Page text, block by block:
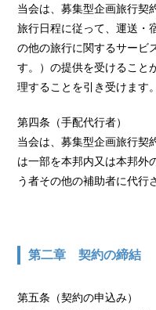
当会は、募集型企画旅行契
旅行日程に従って、運送・
の他の旅行に関するサービ
す。）の提供を受けること
理することを引き受けます。
第四条（手配代行者）
当会は、募集型企画旅行契
は一部を本邦内又は本邦外
う者その他の補助者に代行
第二章 契約の締結
第五条（契約の申込み）